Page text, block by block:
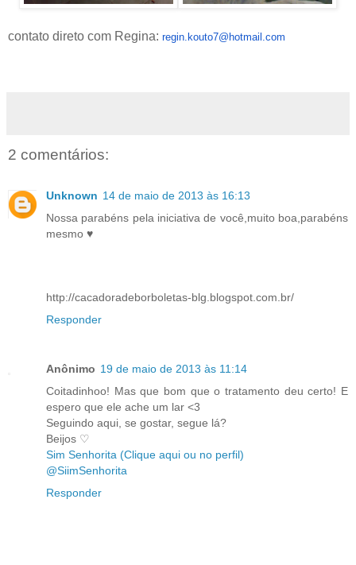
contato direto com Regina: regin.kouto7@hotmail.com
2 comentários:
Unknown 14 de maio de 2013 às 16:13
Nossa parabéns pela iniciativa de você,muito boa,parabéns
mesmo ♥
http://cacadoradeborboletas-blg.blogspot.com.br/
Responder
Anônimo 19 de maio de 2013 às 11:14
Coitadinhoo! Mas que bom que o tratamento deu certo! E
espero que ele ache um lar <3
Seguindo aqui, se gostar, segue lá?
Beijos ♡
Sim Senhorita (Clique aqui ou no perfil)
@SiimSenhorita
Responder